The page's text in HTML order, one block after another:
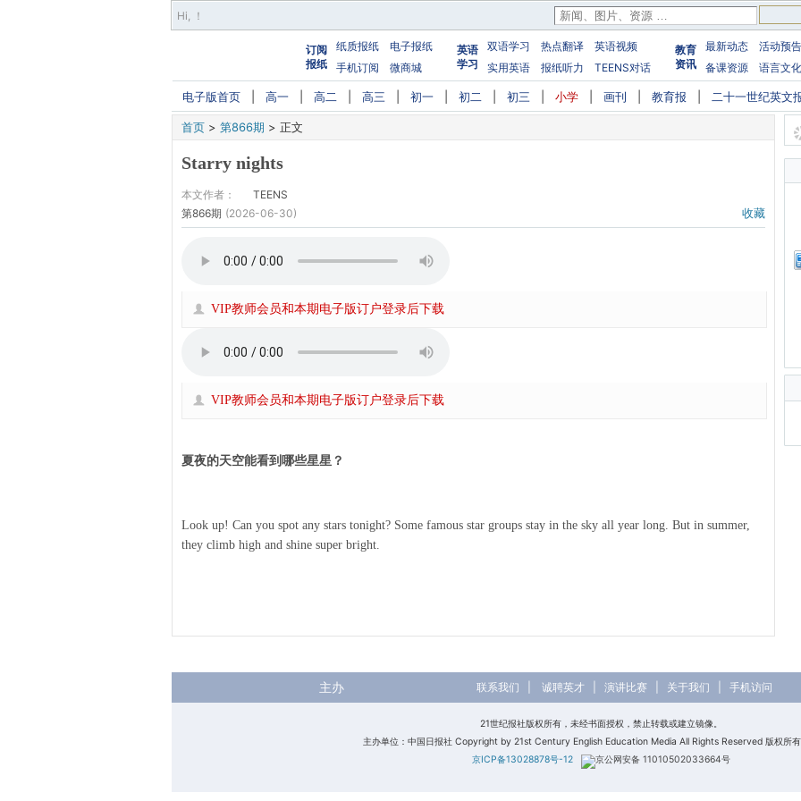
Hi, ！
订阅
报纸
纸质报纸
电子报纸
手机订阅
微商城
英语
学习
双语学习 热点翻译
英语视频
实用英语
报纸听力 TEENS对话
教育
资讯
最新动态
活动预告
备课资源
语言文化
电子版首页 高一 高二 高三 初一 初二 初三 小学 画刊 教育报 二十一世纪英文
首页 > 第866期 > 正文
Starry nights
本文作者：
TEENS
第866期 (2026-06-30) 收藏
VIP教师会员和本期电子版订户登录后下载
VIP教师会员和本期电子版订户登录后下载
夏夜的天空能看到哪些星星？
Look up! Can you spot any stars tonight? Some famous star groups stay in the sky all year long. But in summer,
they climb high and shine super bright.
主办 联系我们 诚聘英才| 演讲比赛| 关于我们 手机访问
21世纪报社版权所有，未经书面授权，禁止转载或建立镜像。
主办单位：中国日报社 Copyright by 21st Century English Education Media All Rights Reserved 版权所
京ICP备13028878号-12
京公网安备 11010502033664号